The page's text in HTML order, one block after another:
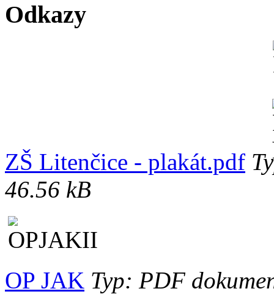
Odkazy
ZŠ Litenčice - plakát.pdf
46.56 kB
OP JAK Typ: PDF